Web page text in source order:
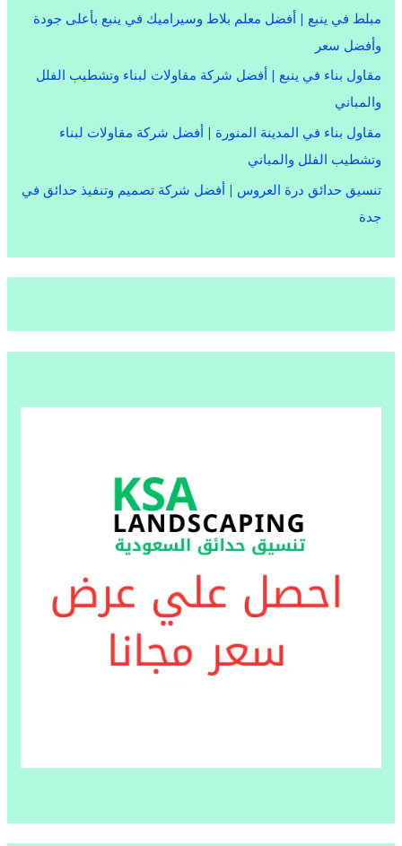
مبلط في ينبع | أفضل معلم بلاط وسيراميك في ينبع بأعلى جودة
وأفضل سعر
مقاول بناء في ينبع | أفضل شركة مقاولات لبناء وتشطيب الفلل
والمباني
مقاول بناء في المدينة المنورة | أفضل شركة مقاولات لبناء
وتشطيب الفلل والمباني
تنسيق حدائق درة العروس | أفضل شركة تصميم وتنفيذ حدائق في
جدة